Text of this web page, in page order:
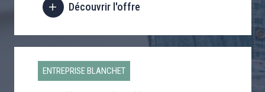
Découvrir l'offre
ENTREPRISE BLANCHET